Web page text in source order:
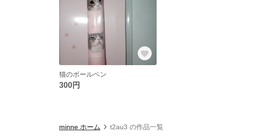
猫のボールペン
300円
minne ホーム t2au3 の作品一覧